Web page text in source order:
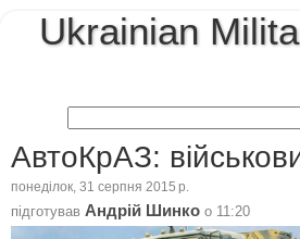
Ukrainian
АвтоКрАЗ:
понеділок, 31 серпня 2015 р.
підготував Андрій Шинко о 11:20